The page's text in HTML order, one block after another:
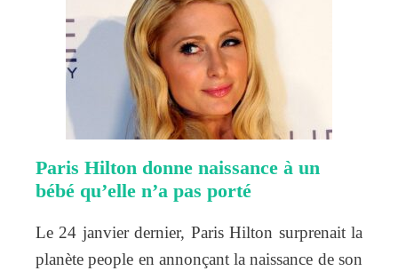
Paris Hilton donne naissance à un
bébé qu’elle n’a pas porté
Le 24 janvier dernier, Paris Hilton surprenait la
planète people en annonçant la naissance de son